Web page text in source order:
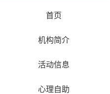
首页
机构简介
活动信息
心理自助